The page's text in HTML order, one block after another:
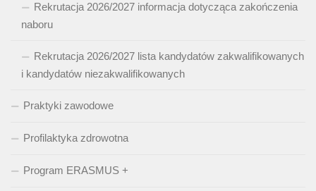
Rekrutacja 2026/2027 informacja dotycząca zakończenia
naboru
Rekrutacja 2026/2027 lista kandydatów zakwalifikowanych
i kandydatów niezakwalifikowanych
Praktyki zawodowe
Profilaktyka zdrowotna
Program ERASMUS +